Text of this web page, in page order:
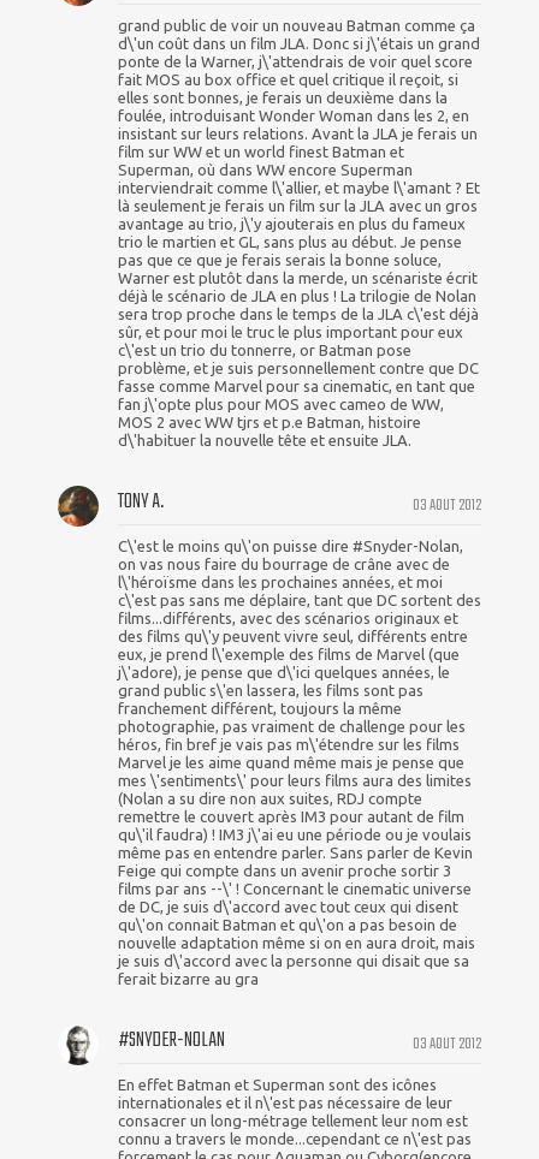
grand public de voir un nouveau Batman comme ça
d\'un coût dans un film JLA. Donc si j\'étais un grand
ponte de la Warner, j\'attendrais de voir quel score
fait MOS au box office et quel critique il reçoit, si
elles sont bonnes, je ferais un deuxième dans la
foulée, introduisant Wonder Woman dans les 2, en
insistant sur leurs relations. Avant la JLA je ferais un
film sur WW et un world finest Batman et
Superman, où dans WW encore Superman
interviendrait comme l\'allier, et maybe l\'amant ? Et
là seulement je ferais un film sur la JLA avec un gros
avantage au trio, j\'y ajouterais en plus du fameux
trio le martien et GL, sans plus au début. Je pense
pas que ce que je ferais serais la bonne soluce,
Warner est plutôt dans la merde, un scénariste écrit
déjà le scénario de JLA en plus ! La trilogie de Nolan
sera trop proche dans le temps de la JLA c\'est déjà
sûr, et pour moi le truc le plus important pour eux
c\'est un trio du tonnerre, or Batman pose
problème, et je suis personnellement contre que DC
fasse comme Marvel pour sa cinematic, en tant que
fan j\'opte plus pour MOS avec cameo de WW,
MOS 2 avec WW tjrs et p.e Batman, histoire
d\'habituer la nouvelle tête et ensuite JLA.
03 AOUT 2012
TONY A.
C\'est le moins qu\'on puisse dire #Snyder-Nolan,
on vas nous faire du bourrage de crâne avec de
l\'héroïsme dans les prochaines années, et moi
c\'est pas sans me déplaire, tant que DC sortent des
films...différents, avec des scénarios originaux et
des films qu\'y peuvent vivre seul, différents entre
eux, je prend l\'exemple des films de Marvel (que
j\'adore), je pense que d\'ici quelques années, le
grand public s\'en lassera, les films sont pas
franchement différent, toujours la même
photographie, pas vraiment de challenge pour les
héros, fin bref je vais pas m\'étendre sur les films
Marvel je les aime quand même mais je pense que
mes \'sentiments\' pour leurs films aura des limites
(Nolan a su dire non aux suites, RDJ compte
remettre le couvert après IM3 pour autant de film
qu\'il faudra) ! IM3 j\'ai eu une période ou je voulais
même pas en entendre parler. Sans parler de Kevin
Feige qui compte dans un avenir proche sortir 3
films par ans --\' ! Concernant le cinematic universe
de DC, je suis d\'accord avec tout ceux qui disent
qu\'on connait Batman et qu\'on a pas besoin de
nouvelle adaptation même si on en aura droit, mais
je suis d\'accord avec la personne qui disait que sa
ferait bizarre au gra
03 AOUT 2012
#SNYDER-NOLAN
En effet Batman et Superman sont des icônes
internationales et il n\'est pas nécessaire de leur
consacrer un long-métrage tellement leur nom est
connu a travers le monde...cependant ce n\'est pas